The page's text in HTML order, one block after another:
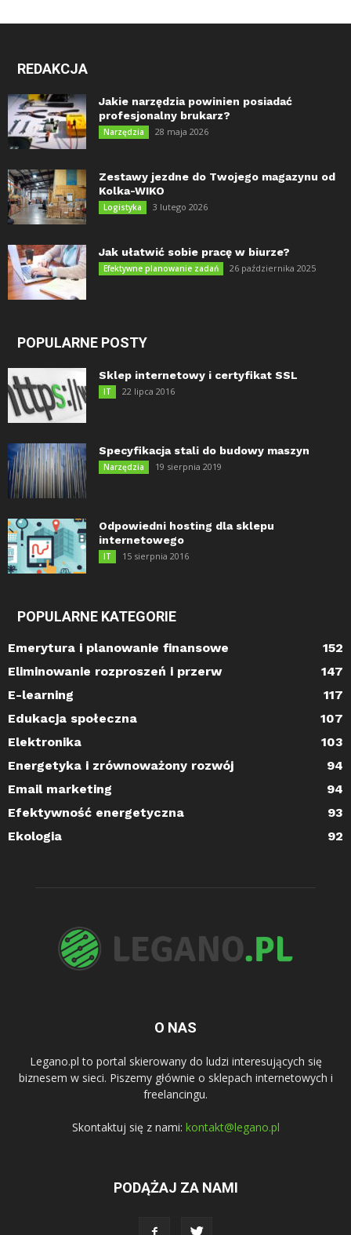
REDAKCJA
Jakie narzędzia powinien posiadać
profesjonalny brukarz?
Narzędzia 28 maja 2026
Zestawy jezdne do Twojego magazynu od
Kolka-WIKO
Logistyka 3 lutego 2026
Jak ułatwić sobie pracę w biurze?
Efektywne planowanie zadań 26 października 2025
POPULARNE POSTY
Sklep internetowy i certyfikat SSL
IT 22 lipca 2016
Specyfikacja stali do budowy maszyn
Narzędzia 19 sierpnia 2019
Odpowiedni hosting dla sklepu
internetowego
IT 15 sierpnia 2016
POPULARNE KATEGORIE
Emerytura i planowanie finansowe
152
Eliminowanie rozproszeń i przerw
147
E-learning
117
Edukacja społeczna
107
Elektronika
103
Energetyka i zrównoważony rozwój
94
Email marketing
94
Efektywność energetyczna
93
Ekologia
92
O NAS
Legano.pl to portal skierowany do ludzi interesujących się
biznesem w sieci. Piszemy głównie o sklepach internetowych i
freelancingu.
Skontaktuj się z nami: kontakt@legano.pl
PODĄŻAJ ZA NAMI